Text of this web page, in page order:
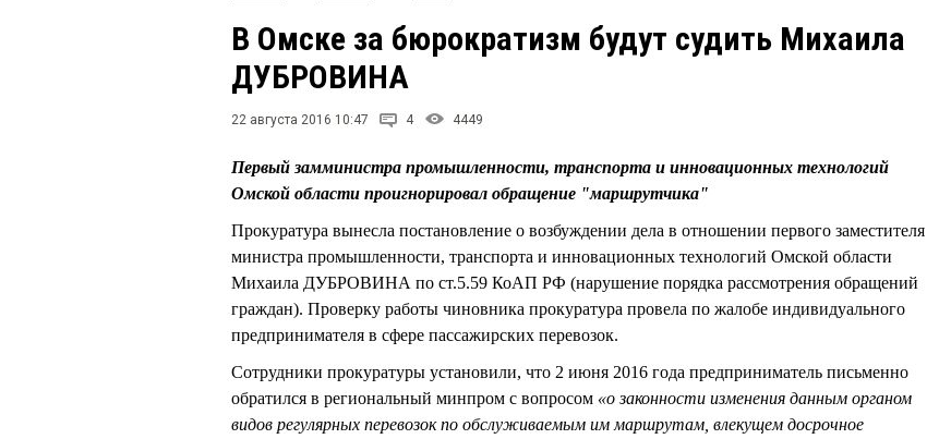
В Омске за бюрократизм будут судить Михаила
ДУБРОВИНА
22 августа 2016 10:47 4 4449
Первый замминистра промышленности, транспорта и инновационных технологий
Омской области проигнорировал обращение "маршрутчика"
Прокуратура вынесла постановление о возбуждении дела в отношении первого заместителя
министра промышленности, транспорта и инновационных технологий Омской области
Михаила ДУБРОВИНА по ст.5.59 КоАП РФ (нарушение порядка рассмотрения обращений
граждан). Проверку работы чиновника прокуратура провела по жалобе индивидуального
предпринимателя в сфере пассажирских перевозок.
Сотрудники прокуратуры установили, что 2 июня 2016 года предприниматель письменно
обратился в региональный минпром с вопросом «о законности изменения данным органом
видов регулярных перевозок по обслуживаемым им маршрутам, влекущем досрочное